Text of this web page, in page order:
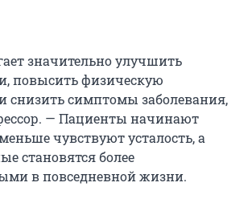
значительно улучшить
повысить физическую
снизить симптомы заболевания,
— Пациенты начинают
чувствуют усталость, а
становятся более
в повседневной жизни.